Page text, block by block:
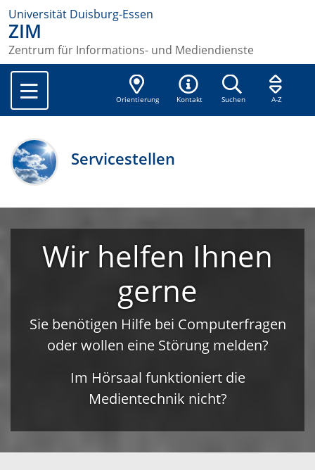
Universität Duisburg-Essen
ZIM
Zentrum für Informations- und Mediendienste
Orientierung Kontakt Suchen A-Z
Servicestellen
Wir helfen Ihnen
gerne
Sie benötigen Hilfe bei Computerfragen
oder wollen eine Störung melden?
Im Hörsaal funktioniert die
Medientechnik nicht?